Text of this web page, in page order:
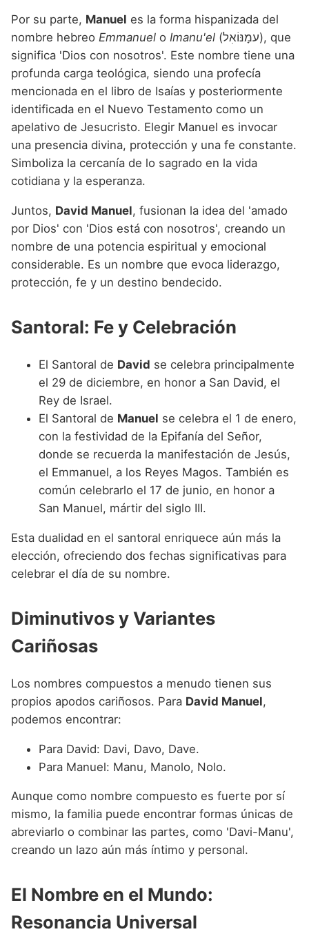
Por su parte, Manuel es la forma hispanizada del
nombre hebreo Emmanuel o Imanu'el (עמָנּוֹאִל), que
significa 'Dios con nosotros'. Este nombre tiene una
profunda carga teológica, siendo una profecía
mencionada en el libro de Isaías y posteriormente
identificada en el Nuevo Testamento como un
apelativo de Jesucristo. Elegir Manuel es invocar
una presencia divina, protección y una fe constante.
Simboliza la cercanía de lo sagrado en la vida
cotidiana y la esperanza.
Juntos, David Manuel, fusionan la idea del 'amado
por Dios' con 'Dios está con nosotros', creando un
nombre de una potencia espiritual y emocional
considerable. Es un nombre que evoca liderazgo,
protección, fe y un destino bendecido.
Santoral: Fe y Celebración
El Santoral de David se celebra principalmente
el 29 de diciembre, en honor a San David, el
Rey de Israel.
El Santoral de Manuel se celebra el 1 de enero,
con la festividad de la Epifanía del Señor,
donde se recuerda la manifestación de Jesús,
el Emmanuel, a los Reyes Magos. También es
común celebrarlo el 17 de junio, en honor a
San Manuel, mártir del siglo III.
Esta dualidad en el santoral enriquece aún más la
elección, ofreciendo dos fechas significativas para
celebrar el día de su nombre.
Diminutivos y Variantes
Cariñosas
Los nombres compuestos a menudo tienen sus
propios apodos cariñosos. Para David Manuel,
podemos encontrar:
Para David: Davi, Davo, Dave.
Para Manuel: Manu, Manolo, Nolo.
Aunque como nombre compuesto es fuerte por sí
mismo, la familia puede encontrar formas únicas de
abreviarlo o combinar las partes, como 'Davi-Manu',
creando un lazo aún más íntimo y personal.
El Nombre en el Mundo:
Resonancia Universal